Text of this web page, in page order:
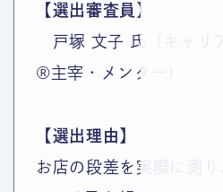
【選出審査員】
戸塚 文子 氏（キャリ
®主宰・メンター）
【選出理由】
お店の段差を実際に測り